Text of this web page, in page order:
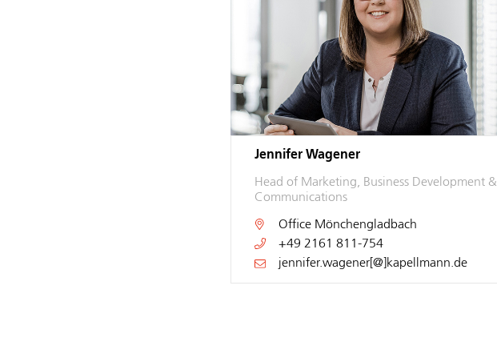
Jennifer Wagener
Head of Marketing, Business Development &
Communications
Office Mönchengladbach
+49 2161 811-754
jennifer.wagener[@]kapellmann.de